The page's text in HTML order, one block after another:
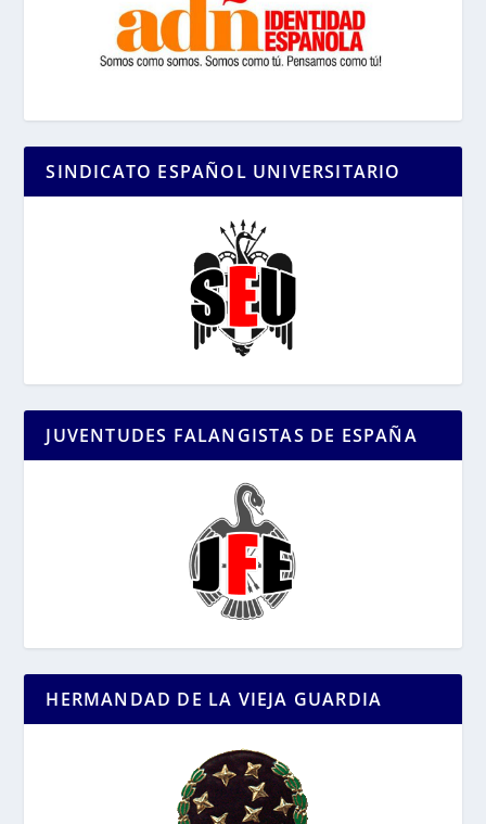
SINDICATO ESPAÑOL UNIVERSITARIO
JUVENTUDES FALANGISTAS DE ESPAÑA
HERMANDAD DE LA VIEJA GUARDIA